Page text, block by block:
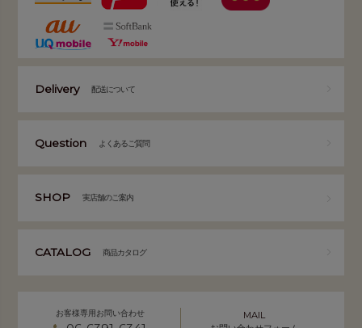
Delivery 配送について
Question よくあるご質問
SHOP 実店舗のご案内
CATALOG 商品カタログ
お客様専用お問い合わせ
MAIL